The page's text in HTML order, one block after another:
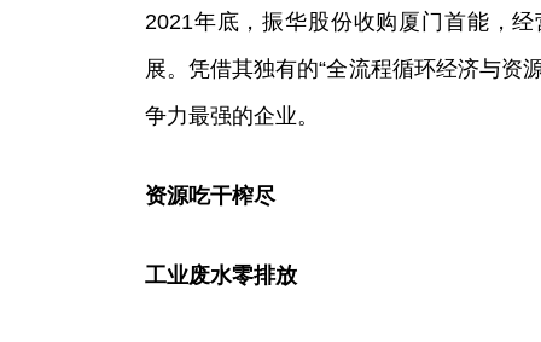
2021年底，振华股份收购厦门首能，
展。凭借其独有的“全流程循环经济与资
争力最强的企业。
资源吃干榨尽
工业废水零排放